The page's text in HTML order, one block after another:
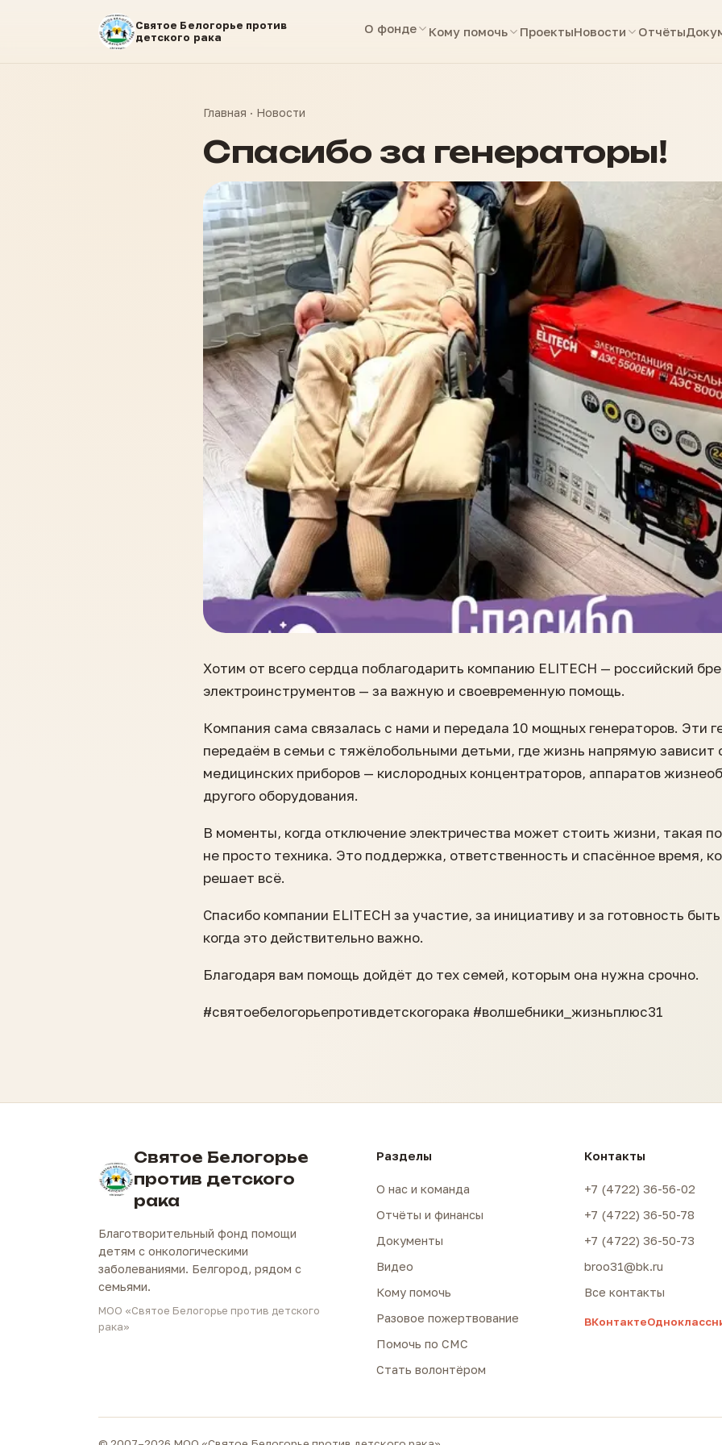
Святое Белогорье против
детского рака
О фонде Кому помочь ПроектыНовости Отчёты
Главная · Новости
Спасибо за генераторы!
Хотим от всего сердца поблагодарить компанию ELITECH — российский
электроинструментов — за важную и своевременную помощь.
Компания сама связалась с нами и передала 10 мощных генераторов. Эти
передаём в семьи с тяжёлобольными детьми, где жизнь напрямую зависит
медицинских приборов — кислородных концентраторов, аппаратов
другого оборудования.
В моменты, когда отключение электричества может стоить жизни, такая
не просто техника. Это поддержка, ответственность и спасённое время,
решает всё.
Спасибо компании ELITECH за участие, за инициативу и за готовность
когда это действительно важно.
Благодаря вам помощь дойдёт до тех семей, которым она нужна срочно.
#святоебелогорьепротивдетскогорака #волшебники_жизньплюс31
Святое Белогорье
против детского
рака
Благотворительный фонд помощи
детям с онкологическими
заболеваниями. Белгород, рядом с
семьями.
МОО «Святое Белогорье против детского
рака»
Разделы
О нас и команда
Отчёты и финансы
Документы
Видео
Кому помочь
Разовое пожертвование
Помочь по СМС
Стать волонтёром
Контакты
+7 (4722) 36-56-02
+7 (4722) 36-50-78
+7 (4722) 36-50-73
broo31@bk.ru
Все контакты
ВКонтакте